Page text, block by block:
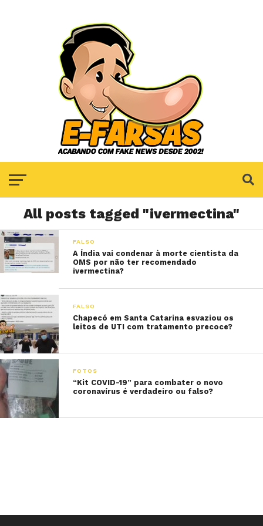
All posts tagged "ivermectina"
FALSO
A Índia vai condenar à morte cientista da
OMS por não ter recomendado
ivermectina?
FALSO
Chapecó em Santa Catarina esvaziou os
leitos de UTI com tratamento precoce?
FOTOS
“Kit COVID-19” para combater o novo
coronavírus é verdadeiro ou falso?